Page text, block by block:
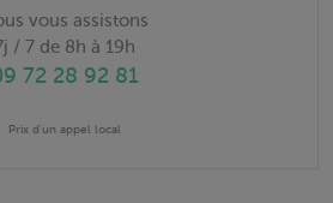
vous assistons
/ 7 de 8h à 19h
72 28 92 81
Prix d'un appel local